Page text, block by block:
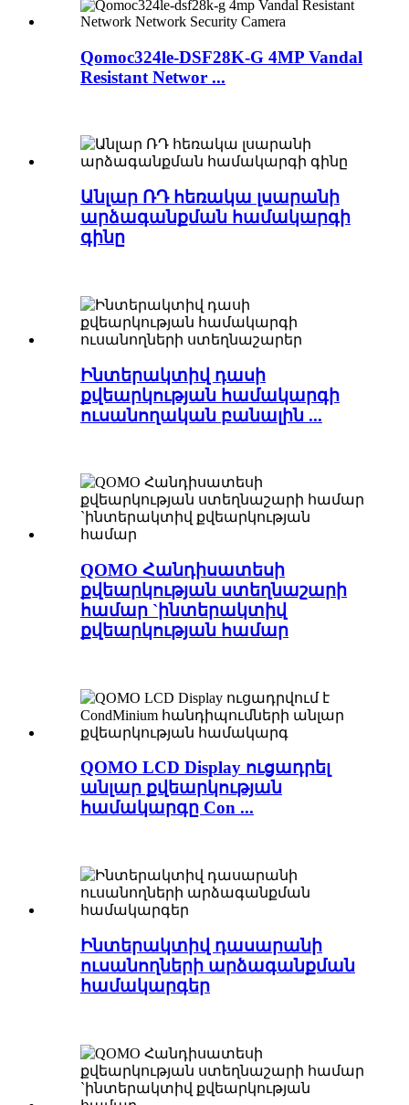
Qomoc324le-DSF28K-G 4MP Vandal
Resistant Networ ...
Անլար ՌԴ հեռակա լսարանի
արձագանքման համակարգի
գինը
Ինտերակտիվ դասի
քվեարկության համակարգի
ուսանողական բանալին ...
QOMO Հանդիսատեսի
քվեարկության ստեղնաշարի
համար `ինտերակտիվ
քվեարկության համար
QOMO LCD Display ուցադրել
անլար քվեարկության
համակարգը Con ...
Ինտերակտիվ դասարանի
ուսանողների արձագանքման
համակարգեր